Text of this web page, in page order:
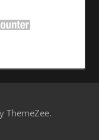
ThemeZee.